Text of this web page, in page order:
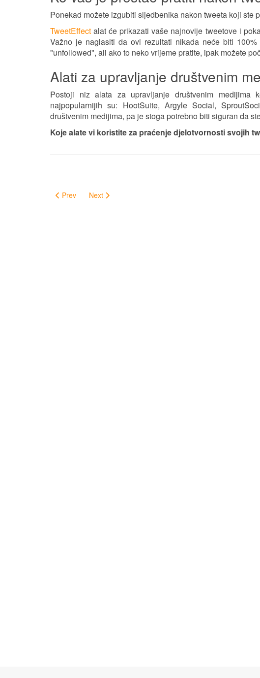
Ponekad možete izgubiti sljedbenika nakon tweeta koji ste
TweetEffect alat će prikazati vaše najnovije tweetove i
Važno je naglasiti da ovi rezultati nikada neće biti
"unfollowed", ali ako to neko vrijeme pratite, ipak možete
Alati za upravljanje društvenim
Postoji niz alata za upravljanje društvenim
najpopularnijih su: HootSuite, Argyle Social,
društvenim medijima, pa je stoga potrebno biti siguran da
Koje alate vi koristite za praćenje djelotvornosti svojih
Prev Next